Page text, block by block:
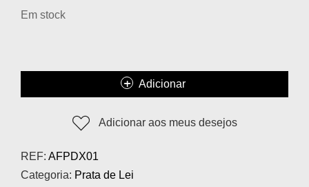
Em stock
Adicionar
Adicionar aos meus desejos
REF: AFPDX01
Categoria: Prata de Lei